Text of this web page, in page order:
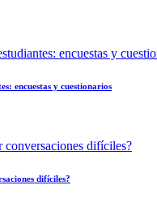
encuestas y cuestionarios
difíciles?